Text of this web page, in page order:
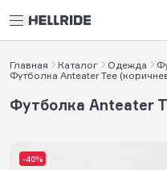
Главная Каталог Одежда
Футболка Anteater Tee
-40%
Футболка Anteater